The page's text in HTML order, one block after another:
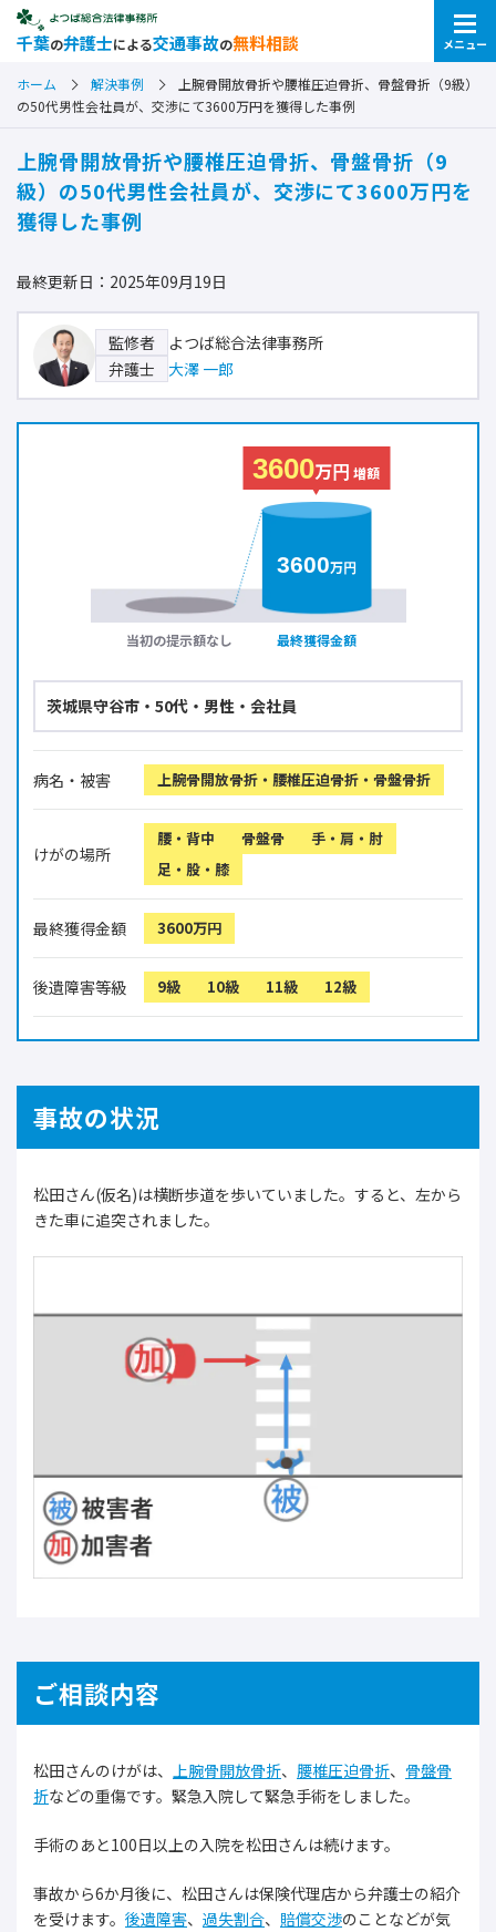
千葉の弁護士による交通事故の無料相談 メニュー
ホーム 解決事例
上腕骨開放骨折や腰椎圧迫骨折、骨盤骨折（9級）
の50代男性会社員が、交渉にて3600万円を獲得した事例
上腕骨開放骨折や腰椎圧迫骨折、骨盤骨折（9
級）の50代男性会社員が、交渉にて3600万円を
獲得した事例
最終更新日：2025年09月19日
監修者
よつば総合法律事務所
弁護士
大澤 一郎
当初の提示額なし 最終獲得金額
3600万円
3600万円 増額
茨城県守谷市・50代・男性・会社員
病名・被害 上腕骨開放骨折・腰椎圧迫骨折・骨盤骨折
けがの場所
腰・背中 骨盤骨
手・肩・肘
足・股・膝
最終獲得金額 3600万円
後遺障害等級 9級 10級 11級 12級
事故の状況
松田さん(仮名)は横断歩道を歩いていました。すると、左から
きた車に追突されました。
ご相談内容
松田さんのけがは、 上腕骨開放骨折、 腰椎圧迫骨折、 骨盤骨
折などの重傷です。緊急入院して緊急手術をしました。
手術のあと100日以上の入院を松田さんは続けます。
事故から6か月後に、松田さんは保険代理店から弁護士の紹介
を受けます。 後遺障害、 過失割合、 賠償交渉のことなどが気